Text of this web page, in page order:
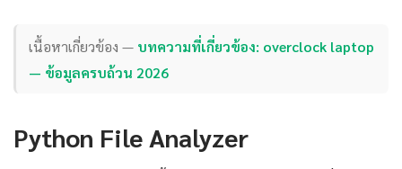
เนื้อหาเกี่ยวข้อง — บทความที่เกี่ยวข้อง: overclock laptop
— ข้อมูลครบถ้วน 2026
Python File Analyzer